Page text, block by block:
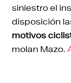
siniestro el
disposición
motivos
molan Mazo.